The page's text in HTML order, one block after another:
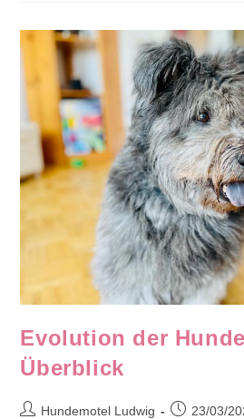
Wohlfühlen
Evolution der
Überblick
Beitrags-
Hundemotel Ludwig
Beitrag23/03/